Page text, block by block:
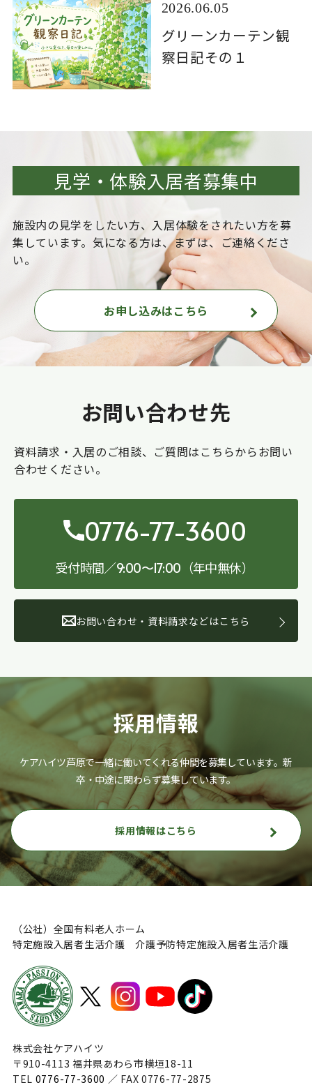
2026.06.05
グリーンカーテン観
察日記その１
見学・体験入居者募集中
施設内の見学をしたい方、入居体験をされたい方を募
集しています。気になる方は、まずは、ご連絡くださ
い。
お申し込みはこちら
お問い合わせ先
資料請求・入居のご相談、ご質問はこちらからお問い
合わせください。
0776-77-3600
受付時間／9:00〜17:00 （年中無休）
お問い合わせ・資料請求などはこちら
採用情報
ケアハイツ芦原で一緒に働いてくれる仲間を募集しています。新
卒・中途に関わらず募集しています。
採用情報はこちら
（公社）全国有料老人ホーム
特定施設入居者生活介護 介護予防特定施設入居者生活介護
株式会社ケアハイツ
〒910-4113 福井県あわら市横垣18-11
TEL 0776-77-3600 ／ FAX 0776-77-2875